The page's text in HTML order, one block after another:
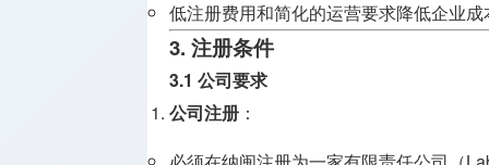
低注册费用和简化的运营要求降低企业成
3. 注册条件
3.1 公司要求
公司注册 ：